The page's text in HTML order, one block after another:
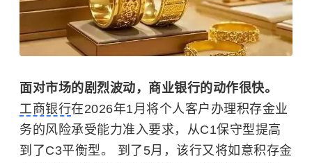
面对市场的剧烈波动，商业银行的动作很快。
工商银行在2026年1月将个人客户办理积存金业
务的风险承受能力准入要求，从C1保守型提高
到了C3平衡型。 到了5月，该行又将如意积存金